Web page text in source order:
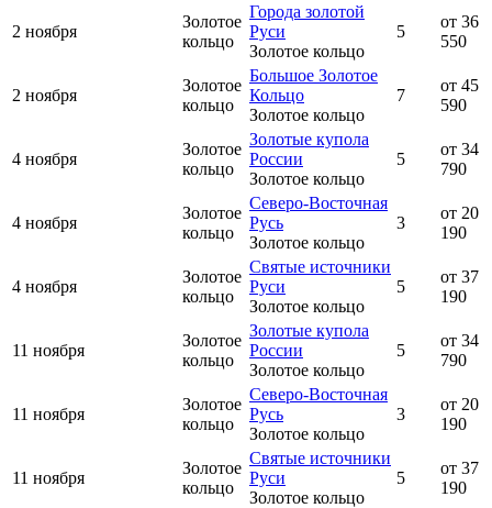
2 ноября
Золотое
кольцо
Города золотой
Руси
Золотое кольцо
5
от 36
550
2 ноября
Золотое
кольцо
Большое Золотое
Кольцо
Золотое кольцо
7
от 45
590
4 ноября
Золотое
кольцо
Золотые купола
России
Золотое кольцо
5
от 34
790
4 ноября
Золотое
кольцо
Северо-Восточная
Русь
Золотое кольцо
3
от 20
190
4 ноября
Золотое
кольцо
Святые источники
Руси
Золотое кольцо
5
от 37
190
11 ноября
Золотое
кольцо
Золотые купола
России
Золотое кольцо
5
от 34
790
11 ноября
Золотое
кольцо
Северо-Восточная
Русь
Золотое кольцо
3
от 20
190
11 ноября
Золотое
кольцо
Святые источники
Руси
Золотое кольцо
5
от 37
190